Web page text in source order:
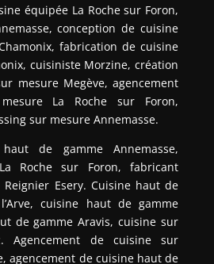
équipée La Roche sur Foron,
conception de cuisine
fabrication de cuisine
cuisiniste Morzine, création
mesure Megève, agencement
La Roche sur Foron,
sur mesure Annemasse.
de gamme Annemasse,
Roche sur Foron, fabricant
Esery. Cuisine haut de
cuisine haut de gamme
de gamme Aravis, cuisine sur
Agencement de cuisine sur
agencement de cuisine haut de